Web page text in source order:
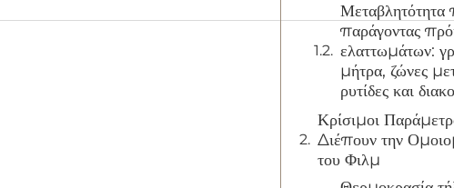
Μεταβλητότητα
παράγοντας
ελαττωμάτων:
μήτρα, ζώνες
ρυτίδες και
Κρίσιμοι
Διέπουν την
του Φιλμ